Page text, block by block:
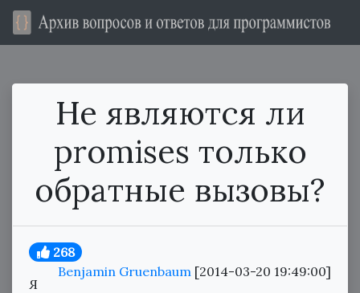
Не являются ли
promises только
обратные вызовы?
268
Benjamin Gruenbaum [2014-03-20 19:49:00]
Я